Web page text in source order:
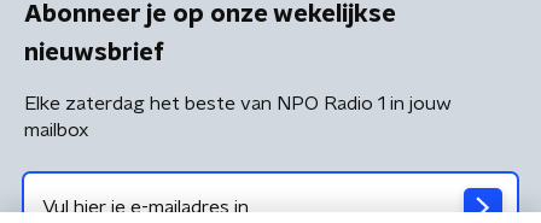
Abonneer je op onze wekelijkse
nieuwsbrief
Elke zaterdag het beste van NPO Radio 1 in jouw
mailbox